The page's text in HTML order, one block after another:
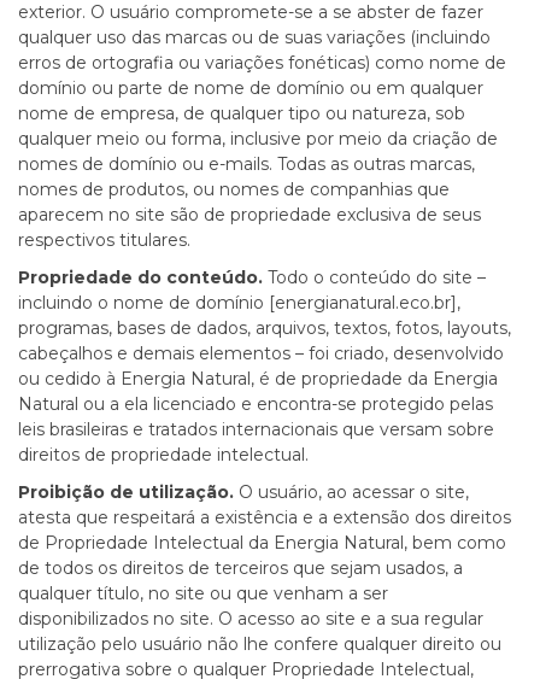
exterior. O usuário compromete-se a se abster de fazer
qualquer uso das marcas ou de suas variações (incluindo
erros de ortografia ou variações fonéticas) como nome de
domínio ou parte de nome de domínio ou em qualquer
nome de empresa, de qualquer tipo ou natureza, sob
qualquer meio ou forma, inclusive por meio da criação de
nomes de domínio ou e-mails. Todas as outras marcas,
nomes de produtos, ou nomes de companhias que
aparecem no site são de propriedade exclusiva de seus
respectivos titulares.
Propriedade do conteúdo. Todo o conteúdo do site –
incluindo o nome de domínio [energianatural.eco.br],
programas, bases de dados, arquivos, textos, fotos, layouts,
cabeçalhos e demais elementos – foi criado, desenvolvido
ou cedido à Energia Natural, é de propriedade da Energia
Natural ou a ela licenciado e encontra-se protegido pelas
leis brasileiras e tratados internacionais que versam sobre
direitos de propriedade intelectual.
Proibição de utilização. O usuário, ao acessar o site,
atesta que respeitará a existência e a extensão dos direitos
de Propriedade Intelectual da Energia Natural, bem como
de todos os direitos de terceiros que sejam usados, a
qualquer título, no site ou que venham a ser
disponibilizados no site. O acesso ao site e a sua regular
utilização pelo usuário não lhe confere qualquer direito ou
prerrogativa sobre o qualquer Propriedade Intelectual,